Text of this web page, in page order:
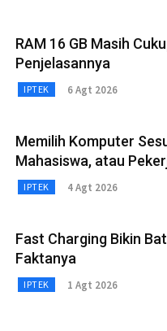
RAM 16 GB Masih
Penjelasannya
IPTEK 6 Agt 2026
Memilih Komputer
Mahasiswa, atau
IPTEK 4 Agt 2026
Fast Charging Bikin
Faktanya
IPTEK 1 Agt 2026